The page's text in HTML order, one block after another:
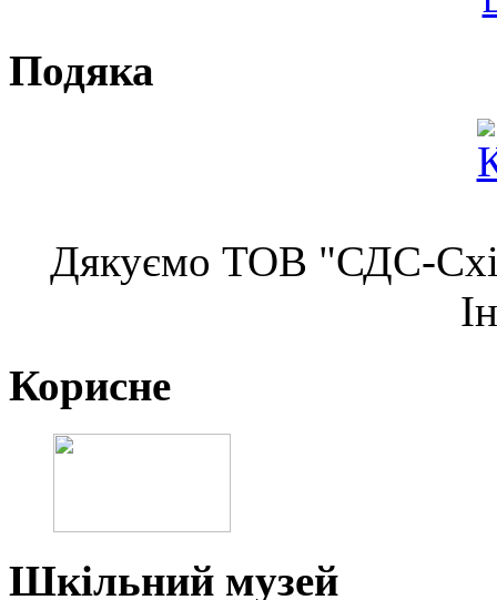
Подяка
Дякуємо ТОВ "СДС-
Корисне
Шкільний музей